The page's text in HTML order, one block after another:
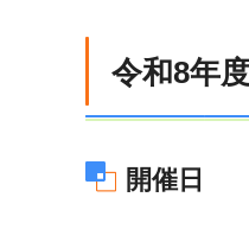
令和8年
開催日